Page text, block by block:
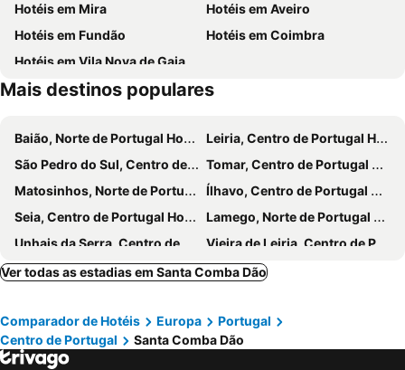
Parque de Campismo Curral do Negro Gouveia
Cascata da Cabreia
Aristides de Sousa Mendes Foundation
Serra da Atalhada
Praia Fluvial do Reconquinho
Obelisco da Batalha do Buçaco
Arco romano da Bobadela
Museu Grão Vasco
Praia Fluvial das Canaveias
Eiras Retail Park
Hotéis em Mira
Hotéis em Aveiro
Hotéis em Fundão
Hotéis em Coimbra
Hotéis em Vila Nova de Gaia
Mais destinos populares
Baião, Norte de Portugal Hotéis
Leiria, Centro de Portugal Hotéis
São Pedro do Sul, Centro de Portugal Hotéis
Tomar, Centro de Portugal Hotéis
Matosinhos, Norte de Portugal Hotéis
Ílhavo, Centro de Portugal Hotéis
Seia, Centro de Portugal Hotéis
Lamego, Norte de Portugal Hotéis
Unhais da Serra, Centro de Portugal Hotéis
Vieira de Leiria, Centro de Portugal Hotéis
Luso, Centro de Portugal Hotéis
Guarda, Centro de Portugal Hotéis
Régua, Norte de Portugal Hotéis
Castelo Branco, Centro de Portugal Hotéis
Marinha Grande, Centro de Portugal Hotéis
Amarante, Norte de Portugal Hotéis
Ver todas as estadias em Santa Comba Dão
Comparador de Hotéis Europa
Portugal
Centro de Portugal
Santa Comba Dão